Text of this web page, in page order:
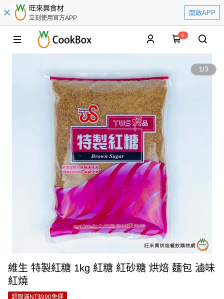
旺來興食材
立刻使用官方APP
開啟APP
0
1/3
維生 特製紅糖 1kg 紅糖 紅砂糖 烘焙 麵包 滷味
紅燒
超取滿NT$990免運